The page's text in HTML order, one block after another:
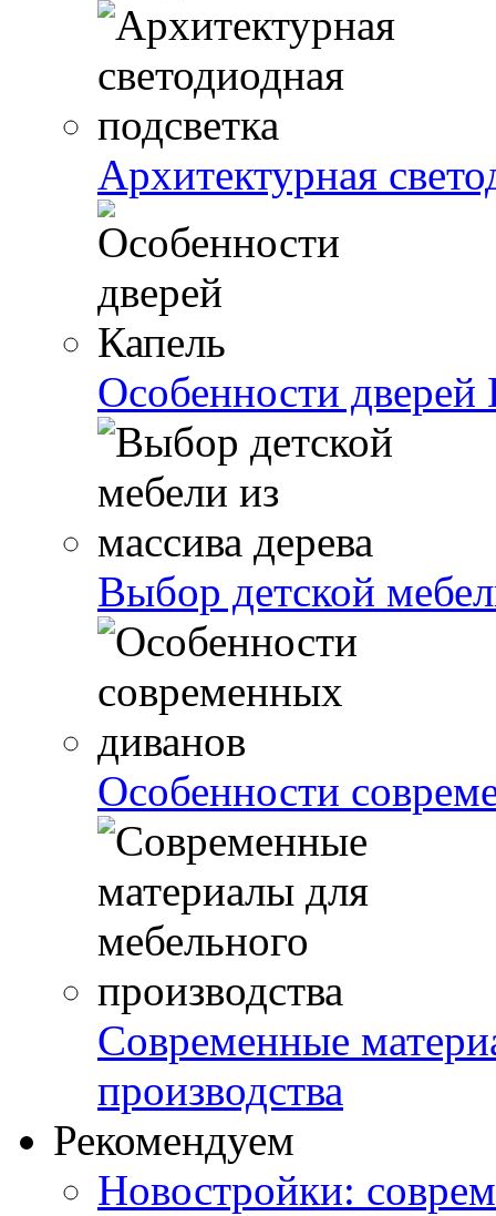
Архитектурная
Особенности дверей
Выбор детской
Особенности
Современные
производства
Рекомендуем
Новостройки: